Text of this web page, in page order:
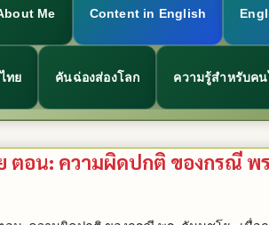
Me Content in English
ทย คันฉ่องส่องโลก ความรู้สำหรับคน
ตอน: ความผิดปกติ ของกรณี พ